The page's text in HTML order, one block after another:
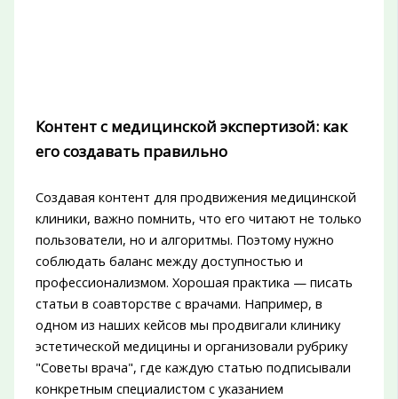
Контент с медицинской экспертизой: как
его создавать правильно
Создавая контент для продвижения медицинской
клиники, важно помнить, что его читают не только
пользователи, но и алгоритмы. Поэтому нужно
соблюдать баланс между доступностью и
профессионализмом. Хорошая практика — писать
статьи в соавторстве с врачами. Например, в
одном из наших кейсов мы продвигали клинику
эстетической медицины и организовали рубрику
"Советы врача", где каждую статью подписывали
конкретным специалистом с указанием